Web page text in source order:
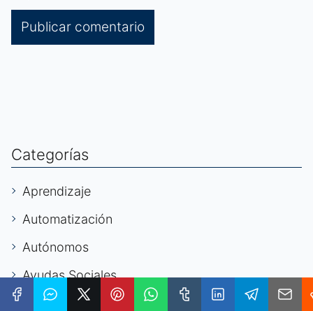
Categorías
Aprendizaje
Automatización
Autónomos
Ayudas Sociales
Becarios